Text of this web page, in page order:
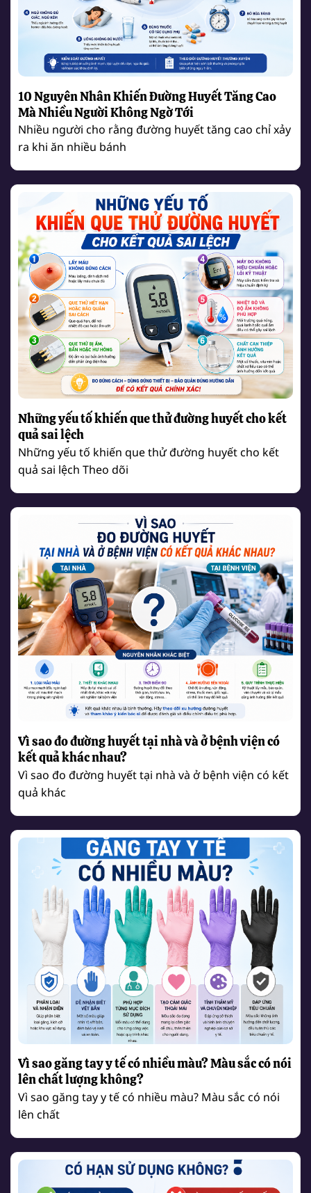
10 Nguyên Nhân Khiến Đường Huyết Tăng Cao
Mà Nhiều Người Không Ngờ Tới
Nhiều người cho rằng đường huyết tăng cao chỉ xảy
ra khi ăn nhiều bánh
Những yếu tố khiến que thử đường huyết cho kết
quả sai lệch
Những yếu tố khiến que thử đường huyết cho kết
quả sai lệch Theo dõi
Vì sao đo đường huyết tại nhà và ở bệnh viện có
kết quả khác nhau?
Vì sao đo đường huyết tại nhà và ở bệnh viện có kết
quả khác
Vì sao găng tay y tế có nhiều màu? Màu sắc có nói
lên chất lượng không?
Vì sao găng tay y tế có nhiều màu? Màu sắc có nói
lên chất